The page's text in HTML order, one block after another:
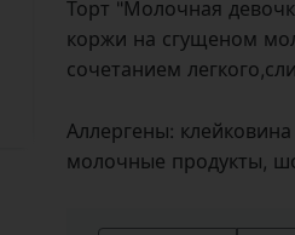
Торт "Молочная
коржи на сгущеном
сочетанием
Аллергены:
молочные продукты,